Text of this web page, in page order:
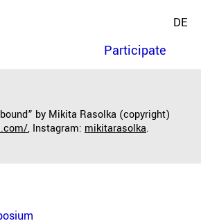
DE
Participate
by Mikita Rasolka (copyright)
, Instagram: mikitarasolka.